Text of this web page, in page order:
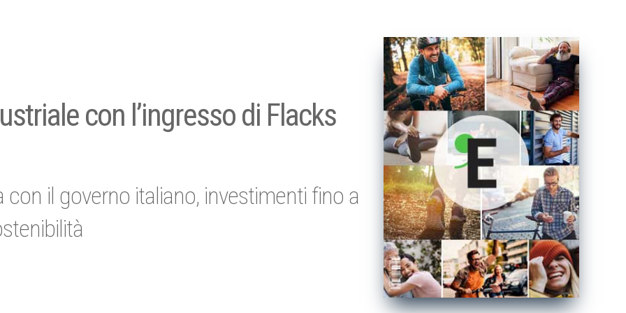
con l’ingresso di Flacks
il governo italiano, investimenti fino a